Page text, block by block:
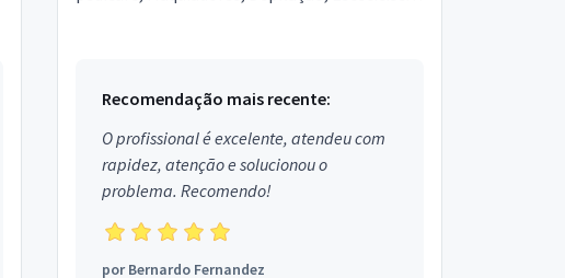
Recomendação mais recente:
O profissional é excelente, atendeu com
rapidez, atenção e solucionou o
problema. Recomendo!
porBernardo Fernandez